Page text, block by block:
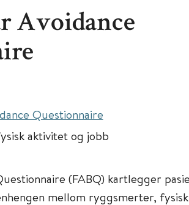
Avoidance
Questionnaire
aktivitet og jobb
(FABQ) kartlegger
mellom ryggsmerter,